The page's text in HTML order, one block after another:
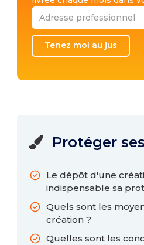
 Protéger
Le dépôt d'une
indispensable sa
Quels sont les
création ?
Quelles sont les